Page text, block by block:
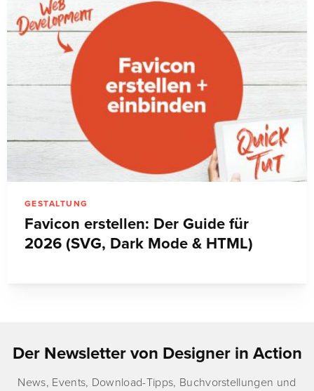
GESTALTUNG
Favicon erstellen: Der Guide für
2026 (SVG, Dark Mode & HTML)
Der Newsletter von Designer in Action
News, Events, Download-Tipps, Buchvorstellungen und